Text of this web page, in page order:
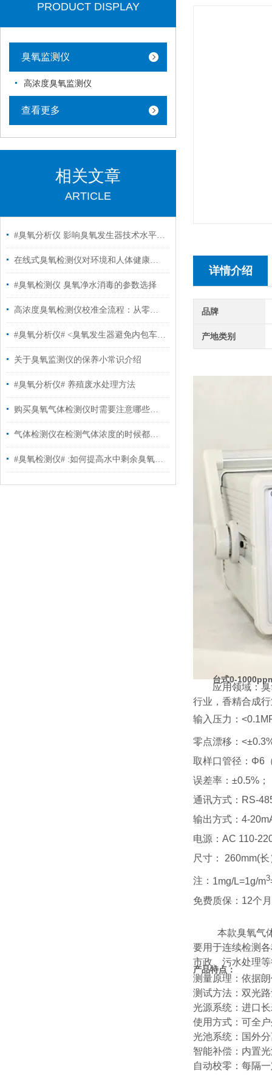
PRODUCT DISPLAY
臭氧监测仪
高浓度臭氧监测仪
查看更多
相关文章
ARTICLE
#臭氧分析仪 影响臭氧发生器技术水平及质量的几个主要因素
在线式臭氧检测仪对环境和人体健康有哪些影响？
#臭氧检测仪 臭氧净水消毒的参数选择
高浓度臭氧检测仪校准全流程：从零点到满量程
#臭氧分析仪# <臭氧发生器避免内包车间二次污染>
关于臭氧监测仪的保养小常识介绍
#臭氧分析仪# 养殖废水处理方法
购买臭氧气体检测仪时需要注意哪些关键因素？
气体检测仪在检测气体浓度的时候都遇到哪些问题?
#臭氧检测仪# :如何提高水中剩余臭氧浓度技术分析
详情介绍
品牌
产地类别
台式0-
应用领域：
行业，香精合成
输入压力：
零点漂移： <±
取样口管径：Φ6
误差率：±0.5% ；
通讯方式： RS-
输出方式： 4-
电源： AC 110-
尺寸：
260mm(长
注： 1mg/L=1g/m3
免费质保： 12个
本款臭氧气
要用于连续检测
市政、污水处理
产品特点：
测量原理： 依据
测试方法： 双光
光源系统：进口
使用方式：可全
光池系统： 国外
智能补偿： 内置
自动校零： 每隔